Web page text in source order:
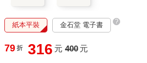
紙本平裝 金石堂 電子書 ?
79 折 316 元 400 元